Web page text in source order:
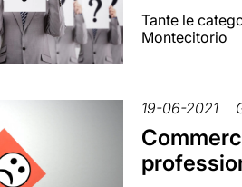
Tante le
Montecitorio
19-06-2021